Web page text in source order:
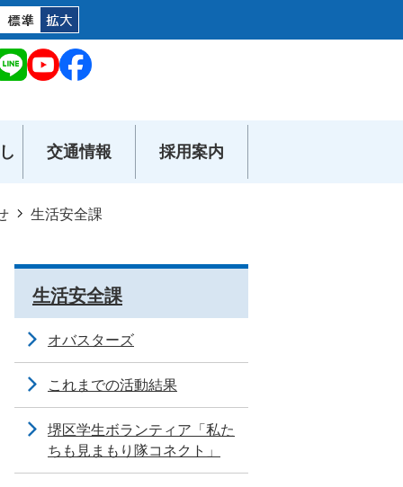
交通情報 採用案内
生活安全課
生活安全課
オバスターズ
これまでの活動結果
堺区学生ボランティア「私た
ちも見まもり隊コネクト」